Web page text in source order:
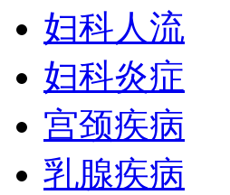
妇科人流
妇科炎症
宫颈疾病
乳腺疾病